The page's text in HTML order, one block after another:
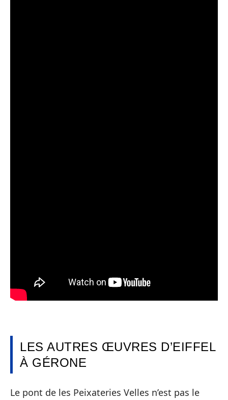
LES AUTRES ŒUVRES D’EIFFEL
À GÉRONE
Le pont de les Peixateries Velles n’est pas le